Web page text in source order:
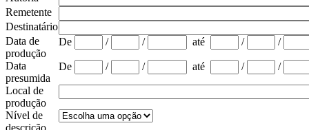
Remetente
Destinatário
Data de
produção
De / / até / /
Data
presumida
De / / até / /
Local de
produção
Nível de
descrição